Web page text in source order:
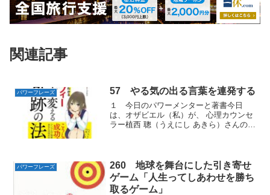
関連記事
パワーフレーズ 57 やる気の出る言葉を連発する
１ 今日のパワーメンターと著書今日
は、オザビエル（私）が、 心理カウンセ
ラー植西 聰（うえにし あきら）さんの著
届けします。２ 言...
パワーフレーズ
260 地球を舞台にした引き寄せ
ゲーム「人生ってしあわせを勝ち
取るゲーム」